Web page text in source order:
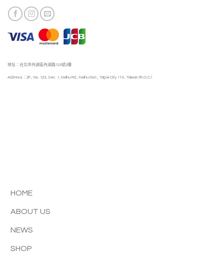
地址：台北市內湖區內湖路123號2樓
Address：2F., No. 123, Sec. 1, Neihu Rd., Neihu Dist., Taipei City 114 , Taiwan (R.O.C.)
HOME
ABOUT US
NEWS
SHOP